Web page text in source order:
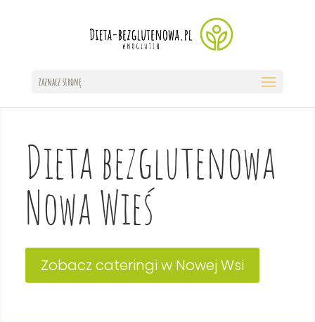
Zaznacz stronę
Dieta bezglutenowa
Nowa Wieś
Zobacz cateringi w Nowej Wsi